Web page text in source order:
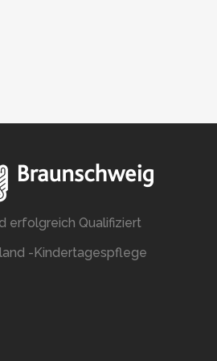
erfolgreich Qualifiziert
-Kindertagespflege